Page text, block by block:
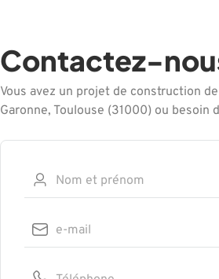
Contactez-
Vous avez un projet de construction
Garonne, Toulouse (31000) ou besoin